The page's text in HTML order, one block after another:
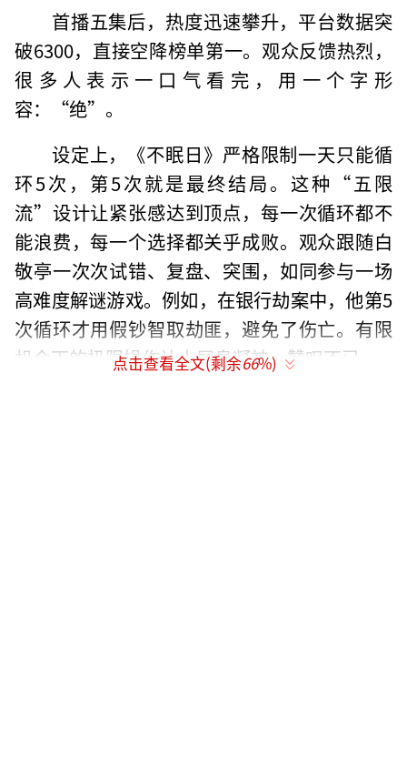
首播五集后，热度迅速攀升，平台数据突
破6300，直接空降榜单第一。观众反馈热烈，
很多人表示一口气看完，用一个字形
容：“绝”。
设定上，《不眠日》严格限制一天只能循
环5次，第5次就是最终结局。这种“五限
流”设计让紧张感达到顶点，每一次循环都不
能浪费，每一个选择都关乎成败。观众跟随白
敬亭一次次试错、复盘、突围，如同参与一场
高难度解谜游戏。例如，在银行劫案中，他第5
次循环才用假钞智取劫匪，避免了伤亡。有限
机会下的极限操作让人屏息凝神，赞叹不已。
点击查看全文(剩余66%)